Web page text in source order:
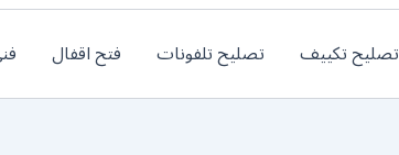
تصليح تكييف تصليح تلفونات فتح اقفال